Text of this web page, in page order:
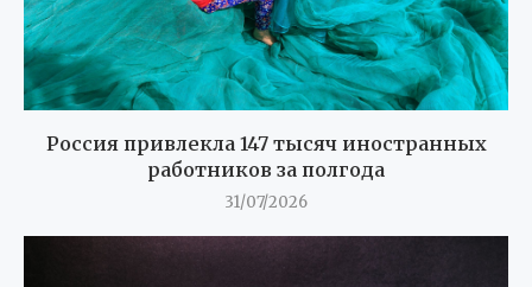
Россия привлекла 147 тысяч иностранных
работников за полгода
31/07/2026